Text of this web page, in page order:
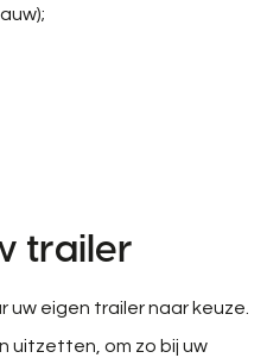
trailer
uw eigen trailer naar keuze.
uitzetten, om zo bij uw